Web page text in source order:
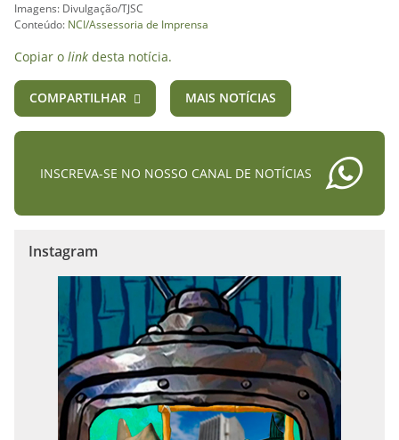
Imagens: Divulgação/TJSC
Conteúdo: NCI/Assessoria de Imprensa
Copiar o link desta notícia.
COMPARTILHAR MAIS NOTÍCIAS
INSCREVA-SE NO NOSSO CANAL DE NOTÍCIAS
Instagram